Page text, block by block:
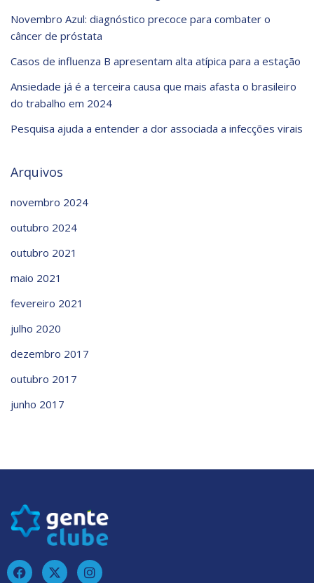
Novembro Azul: diagnóstico precoce para combater o
câncer de próstata
Casos de influenza B apresentam alta atípica para a estação
Ansiedade já é a terceira causa que mais afasta o brasileiro
do trabalho em 2024
Pesquisa ajuda a entender a dor associada a infecções virais
Arquivos
novembro 2024
outubro 2024
outubro 2021
maio 2021
fevereiro 2021
julho 2020
dezembro 2017
outubro 2017
junho 2017